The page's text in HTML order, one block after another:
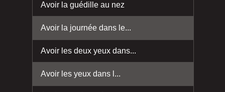
Avoir la guédille au nez
Avoir la journée dans le...
Avoir les deux yeux dans...
Avoir les yeux dans l...